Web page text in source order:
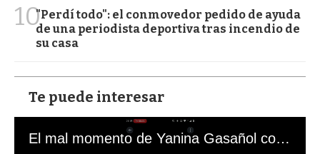
10"Perdí todo": el conmovedor pedido de ayuda
de una periodista deportiva tras incendio de
su casa
Te puede interesar
El mal momento de Yanina Gasañol con un hincha argentino en "Subrayado"